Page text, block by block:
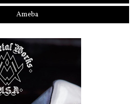
Ameba